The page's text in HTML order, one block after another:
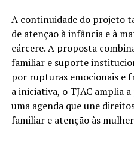
A continuidade do projeto
de atenção à infância e à
cárcere. A proposta
familiar e suporte
por rupturas emocionais e
a iniciativa, o TJAC amplia
uma agenda que une
familiar e atenção às